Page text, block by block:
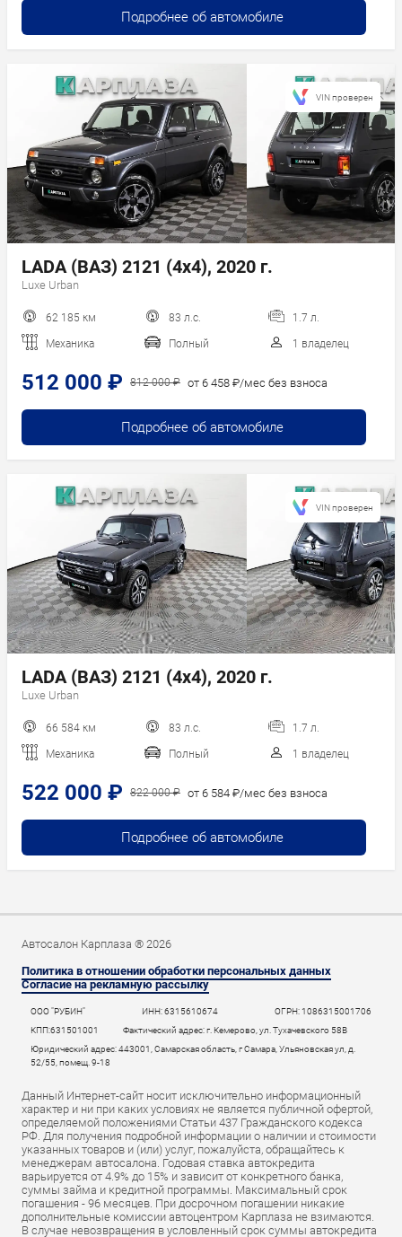
Подробнее об автомобиле
LADA (ВАЗ) 2121 (4x4), 2020 г.
Luxe Urban
62 185 км 83 л.с. 1.7 л.
Механика Полный 1 владелец
512 000 ₽ 812 000 ₽ от 6 458 ₽/мес без взноса
Подробнее об автомобиле
VIN проверен
LADA (ВАЗ) 2121 (4x4), 2020 г.
Luxe Urban
66 584 км 83 л.с. 1.7 л.
Механика Полный 1 владелец
522 000 ₽ 822 000 ₽ от 6 584 ₽/мес без взноса
Подробнее об автомобиле
VIN проверен
Автосалон Карплаза ® 2026
Политика в отношении обработки персональных данных
Согласие на рекламную рассылку
ООО "РУБИН" ИНН: 6315610674
ОГРН: 1086315001706
КПП:631501001
Фактический адрес: г. Кемерово, ул. Тухачевского 58В
Юридический адрес: 443001, Самарская область, г Самара, Ульяновская ул, д.
52/55, помещ. 9-18
Данный Интернет-сайт носит исключительно информационный
характер и ни при каких условиях не является публичной офертой,
определяемой положениями Статьи 437 Гражданского кодекса
РФ. Для получения подробной информации о наличии и стоимости
указанных товаров и (или) услуг, пожалуйста, обращайтесь к
менеджерам автосалона. Годовая ставка автокредита
варьируется от 4.9% до 15% и зависит от конкретного банка,
суммы займа и кредитной программы. Максимальный срок
погашения - 96 месяцев. При досрочном погашении никакие
дополнительные комиссии автоцентром Карплаза не взимаются.
В случае невозвращения в условленный срок суммы автокредита